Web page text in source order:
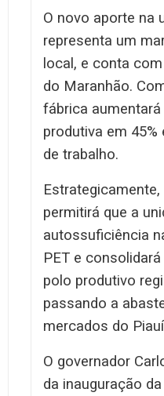
O novo aporte na
representa um
local, e conta
do Maranhão.
fábrica
produtiva em
de trabalho.
permitirá que a
autossuficiência
PET e
polo produtivo
passando a
mercados do
O governador
da inauguração